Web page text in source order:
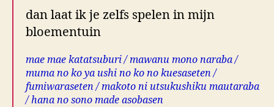
dan laat ik je zelfs spelen in mijn
bloementuin
mae mae katatsuburi / mawanu mono naraba /
muma no ko ya ushi no ko no kuesaseten /
fumiwaraseten / makoto ni utsukushiku mautaraba
/ hana no sono made asobasen